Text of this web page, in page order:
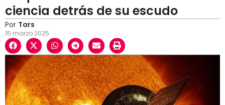
ciencia detrás de su escudo
Por Tars
15 marzo 2025